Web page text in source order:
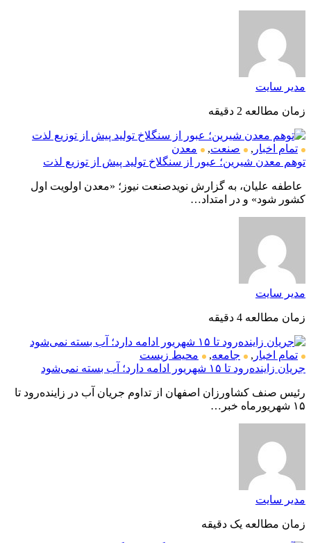
مدیر سایت
زمان مطالعه 2 دقیقه
تمام اخبار , صنعت,
معدن
توهم معدن شیرین؛ عبور از سنگلاخ تولید پیش از توزیع لذت
عاطفه علیان، به گزارش نویدصنعت نیوز؛ «معدن اولویت اول
کشور شود» و در امتداد…
مدیر سایت
زمان مطالعه 4 دقیقه
تمام اخبار , جامعه,
محیط زیست
جریان زاینده‌رود تا ۱۵ شهریور ادامه دارد؛ آب بسته نمی‌شود
رئیس صنف کشاورزان اصفهان از تداوم جریان آب در زاینده‌رود تا
۱۵ شهریورماه خبر…
مدیر سایت
زمان مطالعه یک دقیقه